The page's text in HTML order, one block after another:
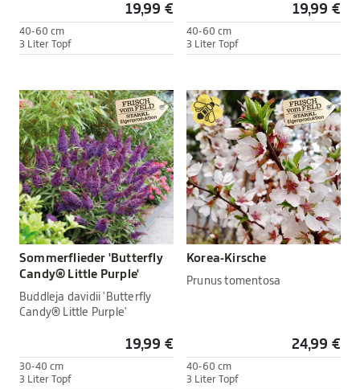
19,99 €
40-60 cm
3 Liter Topf
19,99 €
40-60 cm
3 Liter Topf
Sommerflieder 'Butterfly
Candy® Little Purple'
Buddleja davidii 'Butterfly
Candy® Little Purple'
19,99 €
30-40 cm
3 Liter Topf
Korea-Kirsche
Prunus tomentosa
24,99 €
40-60 cm
3 Liter Topf